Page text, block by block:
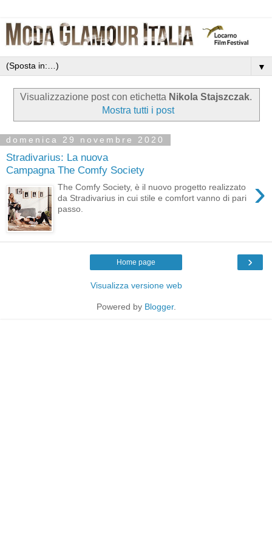
▼
Visualizzazione post con etichetta Nikola Stajszczak.
Mostra tutti i post
domenica 29 novembre 2020
Stradivarius: La nuova
Campagna The Comfy Society
›
The Comfy Society, è il nuovo progetto realizzato
da Stradivarius in cui stile e comfort vanno di pari
passo.
›
Home page
Visualizza versione web
Powered by Blogger.